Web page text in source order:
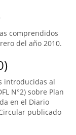
comprendidos
del año 2010.
introducidas al
N°2) sobre Plan
en el Diario
publicado